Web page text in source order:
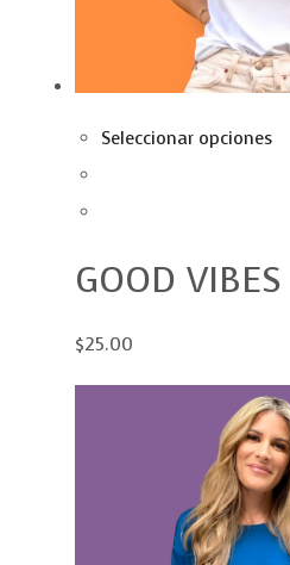
Seleccionar opciones
GOOD
$25.00